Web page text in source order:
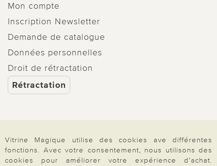
Mon compte
Inscription Newsletter
Demande de catalogue
Données personnelles
Droit de rétractation
Rétractation
Paiement & Livraison
Vitrine Magique utilise des cookies ave différentes
fonctions. Avec votre consentement, nous utilisons des
cookies pour améliorer votre expérience d'achat.